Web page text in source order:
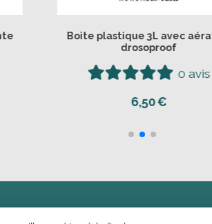
Boite braplast 3.0L
2,50
0